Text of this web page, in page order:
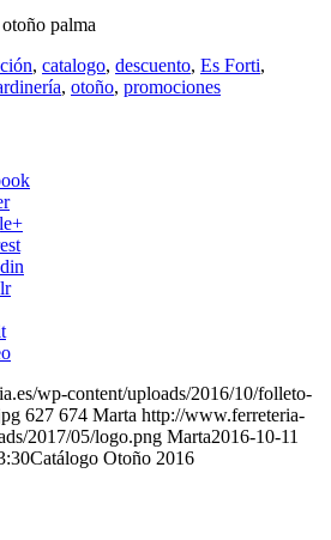
, catalogo, descuento, Es Forti,
, otoño, promociones
wp-content/uploads/2016/10/folleto-
627 674 Marta http://www.ferreteria-
2017/05/logo.png Marta2016-10-11
Catálogo Otoño 2016